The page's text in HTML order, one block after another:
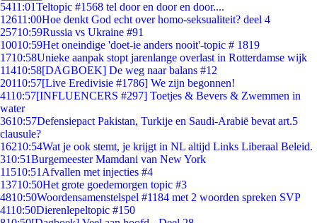
5411:01Teltopic #1568 tel door en door en door....
12611:00Hoe denkt God echt over homo-seksualiteit? deel 4
25710:59Russia vs Ukraine #91
10010:59Het oneindige 'doet-ie anders nooit'-topic # 1819
1710:58Unieke aanpak stopt jarenlange overlast in Rotterdamse wijk
11410:58[DAGBOEK] De weg naar balans #12
20110:57[Live Eredivisie #1786] We zijn begonnen!
4110:57[INFLUENCERS #297] Toetjes & Bevers & Zwemmen in
water
3610:57Defensiepact Pakistan, Turkije en Saudi-Arabië bevat art.5
clausule?
16210:54Wat je ook stemt, je krijgt in NL altijd Links Liberaal Beleid.
310:51Burgemeester Mamdani van New York
11510:51 Afvallen met injecties #4
13710:50Het grote goedemorgen topic #3
4810:50Woordensamenstelspel #1184 met 2 woorden spreken SVP
4110:50Dierenlepeltopic #150